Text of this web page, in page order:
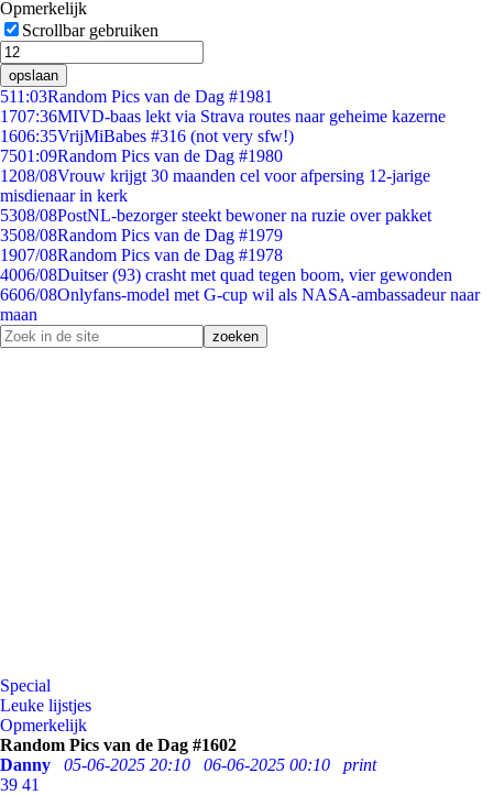
Opmerkelijk
Scrollbar gebruiken
opslaan
511:03Random Pics van de Dag #1981
1707:36MIVD-baas lekt via Strava routes naar geheime kazerne
1606:35VrijMiBabes #316 (not very sfw!)
7501:09Random Pics van de Dag #1980
1208/08Vrouw krijgt 30 maanden cel voor afpersing 12-jarige
misdienaar in kerk
5308/08PostNL-bezorger steekt bewoner na ruzie over pakket
3508/08Random Pics van de Dag #1979
1907/08Random Pics van de Dag #1978
4006/08Duitser (93) crasht met quad tegen boom, vier gewonden
6606/08Onlyfans-model met G-cup wil als NASA-ambassadeur naar
maan
Special
Leuke lijstjes
Opmerkelijk
Random Pics van de Dag #1602
Danny
05-06-2025 20:10 06-06-2025 00:10
print
39 41